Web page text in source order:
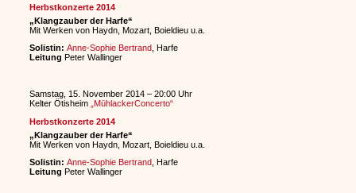
Herbstkonzerte 2014
„Klangzauber der Harfe“
Mit Werken von Haydn, Mozart, Boieldieu u.a.
Solistin: Anne-Sophie Bertrand, Harfe
Leitung Peter Wallinger
Samstag, 15. November 2014 – 20:00 Uhr
Kelter Ötisheim „MühlackerConcerto“
Herbstkonzerte 2014
„Klangzauber der Harfe“
Mit Werken von Haydn, Mozart, Boieldieu u.a.
Solistin: Anne-Sophie Bertrand, Harfe
Leitung Peter Wallinger